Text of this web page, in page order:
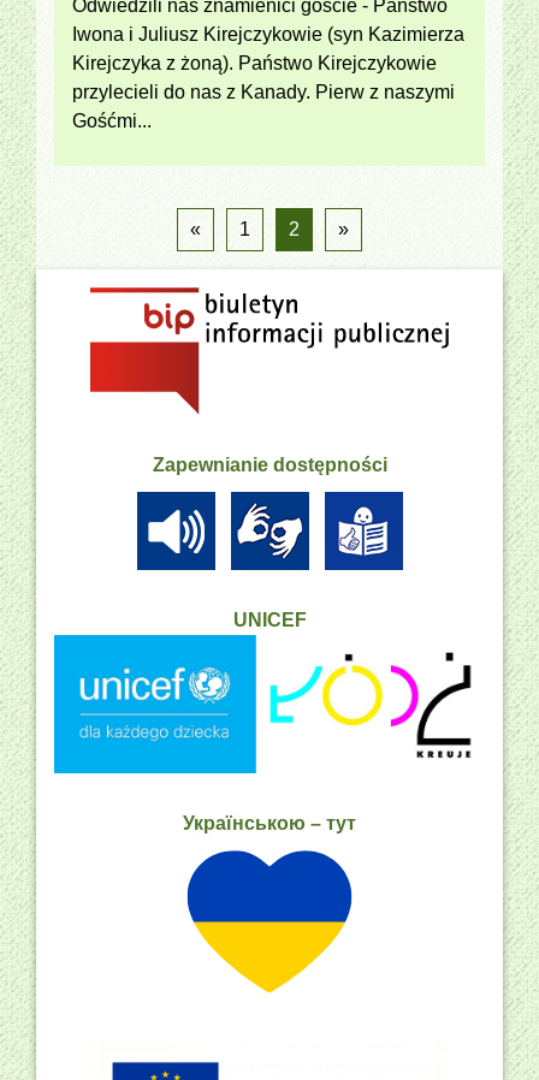
Zapewnianie dostępności
UNICEF
Українською – тут
Odwiedzili nas znamienici goście - Państwo
Iwona i Juliusz Kirejczykowie (syn Kazimierza
Kirejczyka z żoną). Państwo Kirejczykowie
przylecieli do nas z Kanady. Pierw z naszymi
Gośćmi...
« 1 2 »